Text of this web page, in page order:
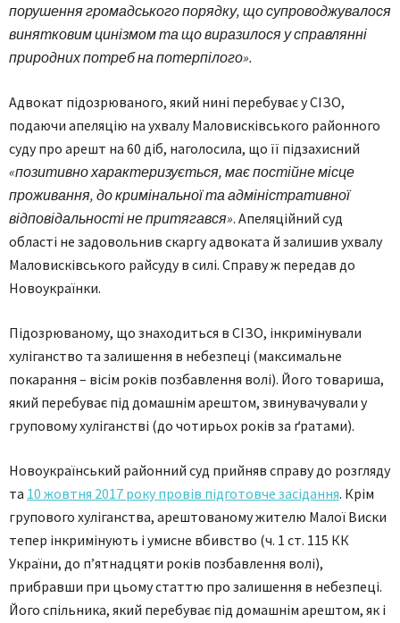
порушення громадського порядку, що супроводжувалося
винятковим цинізмом та що виразилося у справлянні
природних потреб на потерпілого».
Адвокат підозрюваного, який нині перебуває у СІЗО,
подаючи апеляцію на ухвалу Маловисківського районного
суду про арешт на 60 діб, наголосила, що її підзахисний
«позитивно характеризується, має постійне місце
проживання, до кримінальної та адміністративної
відповідальності не притягався». Апеляційний суд
області не задовольнив скаргу адвоката й залишив ухвалу
Маловисківського райсуду в силі. Справу ж передав до
Новоукраїнки.
Підозрюваному, що знаходиться в СІЗО, інкримінували
хуліганство та залишення в небезпеці (максимальне
покарання – вісім років позбавлення волі). Його товариша,
який перебуває під домашнім арештом, звинувачували у
груповому хуліганстві (до чотирьох років за ґратами).
Новоукраїнський районний суд прийняв справу до розгляду
та 10 жовтня 2017 року провів підготовче засідання. Крім
групового хуліганства, арештованому жителю Малої Виски
тепер інкримінують і умисне вбивство (ч. 1 ст. 115 КК
України, до п’ятнадцяти років позбавлення волі),
прибравши при цьому статтю про залишення в небезпеці.
Його спільника, який перебуває під домашнім арештом, як і